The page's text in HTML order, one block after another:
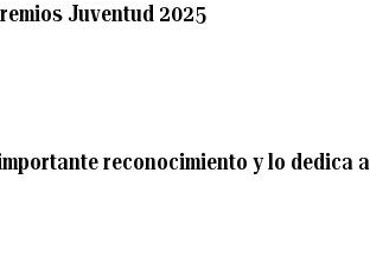
Juventud 2025
reconocimiento y lo dedica a